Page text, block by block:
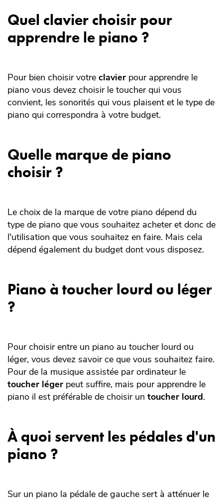
Quel clavier choisir pour
apprendre le piano ?
Pour bien choisir votre clavier pour apprendre le
piano vous devez choisir le toucher qui vous
convient, les sonorités qui vous plaisent et le type de
piano qui correspondra à votre budget.
Quelle marque de piano
choisir ?
Le choix de la marque de votre piano dépend du
type de piano que vous souhaitez acheter et donc de
l'utilisation que vous souhaitez en faire. Mais cela
dépend également du budget dont vous disposez.
Piano à toucher lourd ou léger
?
Pour choisir entre un piano au toucher lourd ou
léger, vous devez savoir ce que vous souhaitez faire.
Pour de la musique assistée par ordinateur le
toucher léger peut suffire, mais pour apprendre le
piano il est préférable de choisir un toucher lourd.
À quoi servent les pédales d'un
piano ?
Sur un piano la pédale de gauche sert à atténuer le